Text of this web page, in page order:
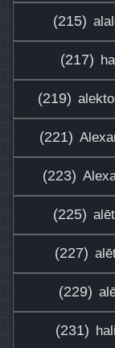
(215)
(217)
(219)
(221)
(223)
(225)
(227)
(229)
(231)